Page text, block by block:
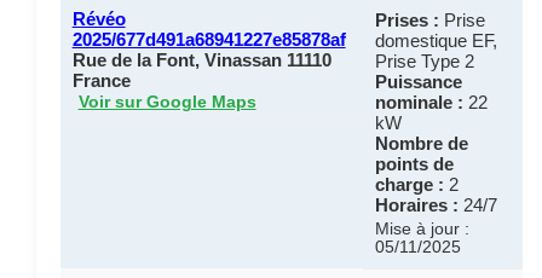
Révéo
2025/677d491a68941227e85878af
Rue de la Font, Vinassan 11110
France
Voir sur Google Maps
Prises : Prise
domestique EF,
Prise Type 2
Puissance
nominale : 22
kW
Nombre de
points de
charge : 2
Horaires : 24/7
Mise à jour :
05/11/2025